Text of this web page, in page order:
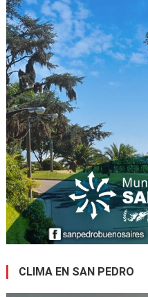
CLIMA EN SAN PEDRO